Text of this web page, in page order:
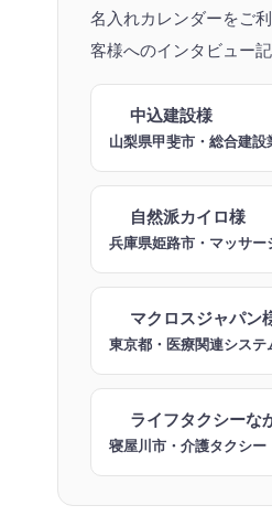
名入れカレンダーをご
客様へのインタビュー記
中込建設様
山梨県甲斐市・総合建設
自然派カイロ様
兵庫県姫路市・マッサー
マクロスジャパン
東京都・医療関連システ
ライフタクシーな
寝屋川市・介護タクシー